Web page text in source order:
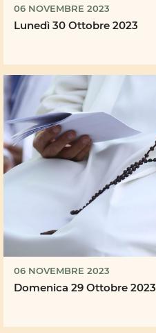
06 NOVEMBRE 2023
Lunedì 30 Ottobre 2023
06 NOVEMBRE 2023
Domenica 29 Ottobre 2023